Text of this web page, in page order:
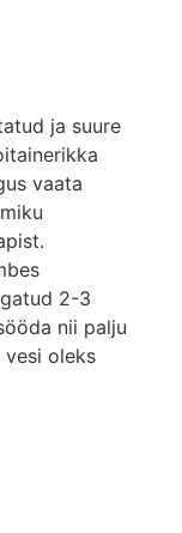
ja suure
vaata
2-3
nii palju
vesi oleks